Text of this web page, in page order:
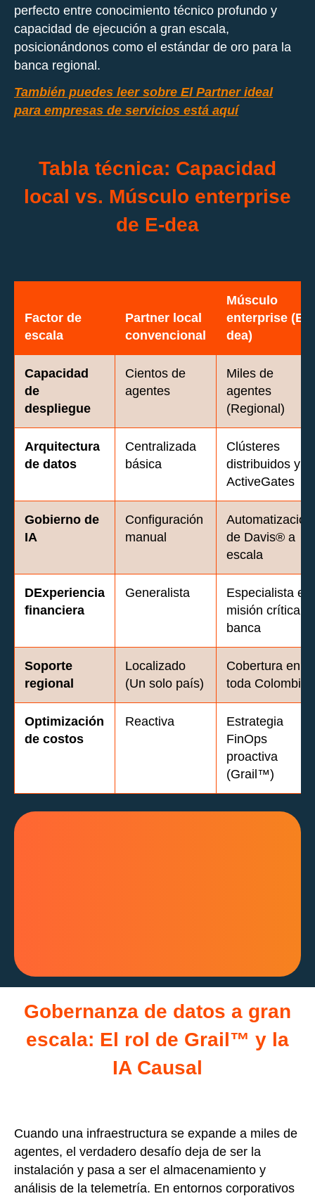
perfecto entre conocimiento técnico profundo y
capacidad de ejecución a gran escala,
posicionándonos como el estándar de oro para la
banca regional.
También puedes leer sobre El Partner ideal
para empresas de servicios está aquí
Tabla técnica: Capacidad
local vs. Músculo enterprise
de E-dea
Factor de
escala
Partner local
convencional
Músculo
enterprise (E-
dea)
Capacidad
de
despliegue
Cientos de
agentes
Miles de
agentes
(Regional)
Arquitectura
de datos
Centralizada
básica
Clústeres
distribuidos y
ActiveGates
Gobierno de
IA
Configuración
manual
Automatización
de Davis® a
escala
DExperiencia
financiera
Generalista
Especialista en
misión crítica /
banca
Soporte
regional
Localizado
(Un solo país)
Cobertura en
toda Colombia
Optimización
de costos
Reactiva
Estrategia
FinOps
proactiva
(Grail™)
Gobernanza de datos a gran
escala: El rol de Grail™ y la
IA Causal
Cuando una infraestructura se expande a miles de
agentes, el verdadero desafío deja de ser la
instalación y pasa a ser el almacenamiento y
análisis de la telemetría. En entornos corporativos